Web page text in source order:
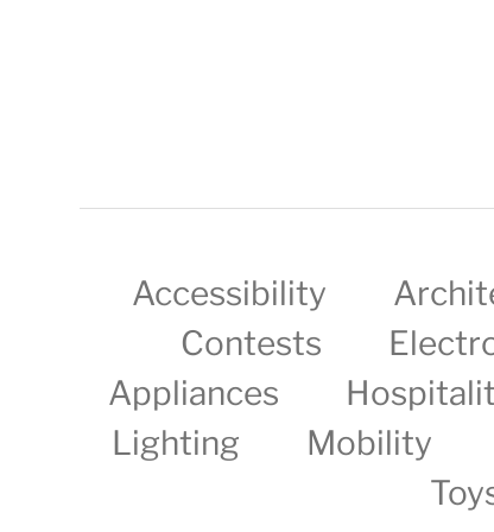
Accessibility
Contests
Appliances
Lighting
Mobility